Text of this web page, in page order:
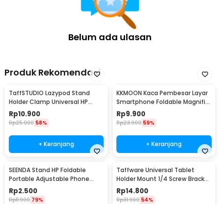
Belum ada ulasan
Produk Rekomendasi
TaffSTUDIO Lazypod Stand
Holder Clamp Universal HP
Tablet Monopod 57cm -
Tripod-8-1
Rp10.900
Rp25.900 58%
+ Keranjang
KKMOON Kaca Pembesar Layar
Smartphone Foldable Magnifier
Stand 5X - F1
Rp9.900
Rp23.900 59%
+ Keranjang
SEENDA Stand HP Foldable
Portable Adjustable Phone
Holder - S089
Rp2.500
Rp11.900 79%
Taffware Universal Tablet
Holder Mount 1/4 Screw Bracket
Tripod - VTM4
Rp14.800
Rp31.900 54%